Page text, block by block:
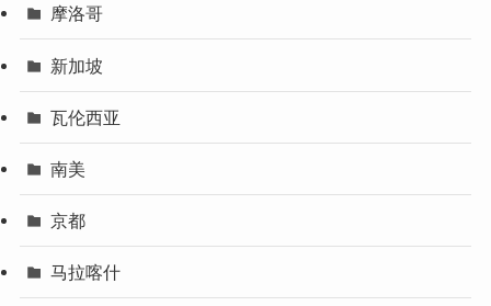
摩洛哥
新加坡
瓦伦西亚
南美
京都
马拉喀什